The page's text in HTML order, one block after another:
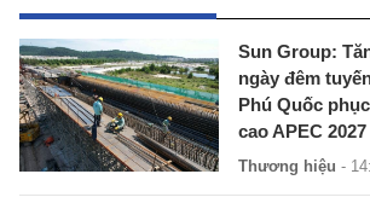
Sun Group:
ngày đêm
Phú Quốc
cao APEC 2027
Thương hiệu -